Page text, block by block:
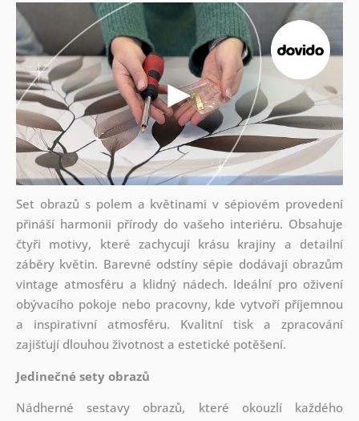
Set obrazů s polem a květinami v sépiovém provedení
přináší harmonii přírody do vašeho interiéru. Obsahuje
čtyři motivy, které zachycují krásu krajiny a detailní
záběry květin. Barevné odstíny sépie dodávají obrazům
vintage atmosféru a klidný nádech. Ideální pro oživení
obývacího pokoje nebo pracovny, kde vytvoří příjemnou
a inspirativní atmosféru. Kvalitní tisk a zpracování
zajišťují dlouhou životnost a estetické potěšení.
Jedinečné sety obrazů
Nádherné sestavy obrazů, které okouzlí každého